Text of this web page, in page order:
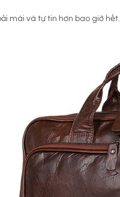
mái và tự tin hơn bao giờ hết.